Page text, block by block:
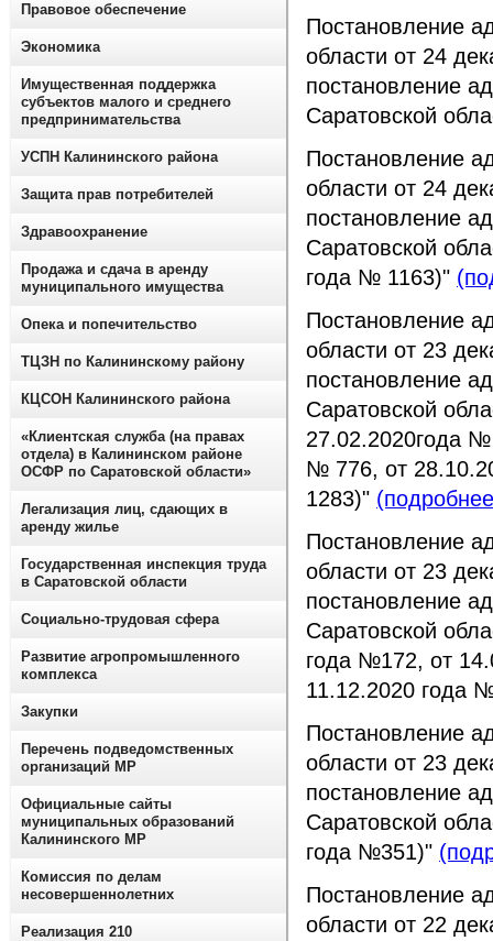
Постановление
области от 24
постановление
Саратовской
Постановление
области от 24
постановление
Саратовской
года № 1163)"
Постановление
области от 23
постановление
Саратовской
27.02.2020года
№ 776, от
1283)"
Постановление
области от 23
постановление
Саратовской
года №172, от
11.12.2020 года
Постановление
области от 23
постановление
Саратовской
года №351)"
Постановление
области от 22
Правовое обеспечение
Экономика
Имущественная поддержка
субъектов малого и среднего
предпринимательства
УСПН Калининского района
Защита прав потребителей
Здравоохранение
Продажа и сдача в аренду
муниципального имущества
Опека и попечительство
ТЦЗН по Калининскому району
КЦСОН Калининского района
«Клиентская служба (на правах
отдела) в Калининском районе
ОСФР по Саратовской области»
Легализация лиц, сдающих в
аренду жилье
Государственная инспекция труда
в Саратовской области
Социально-трудовая сфера
Развитие агропромышленного
комплекса
Закупки
Перечень подведомственных
организаций МР
Официальные сайты
муниципальных образований
Калининского МР
Комиссия по делам
несовершеннолетних
Реализация 210